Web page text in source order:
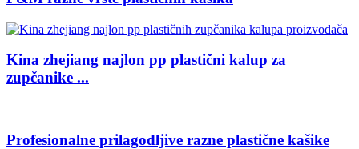
Kina zhejiang najlon pp plastični kalup za
zupčanike ...
Profesionalne prilagodljive razne plastične kašike